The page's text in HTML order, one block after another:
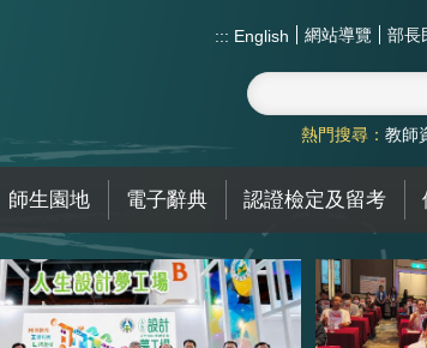
::: English 網站導覽 部長
熱門搜尋： 教師
師生園地 電子辭典 認證檢定及留考